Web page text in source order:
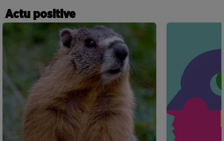
Actu positive